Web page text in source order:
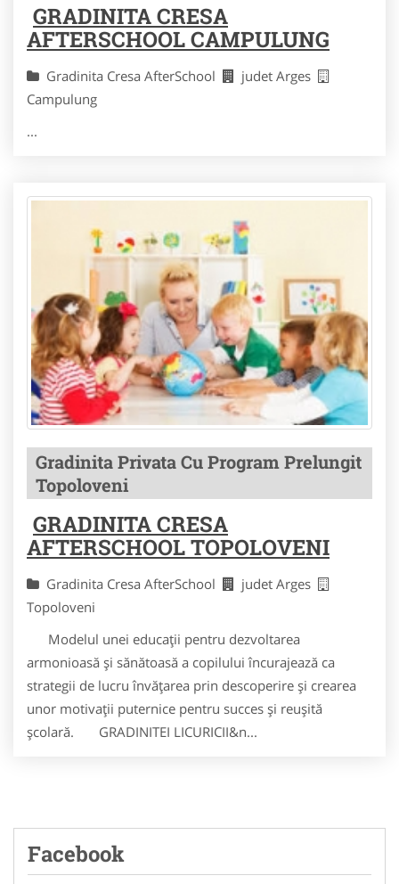
GRADINITA CRESA
AFTERSCHOOL CAMPULUNG
Gradinita Cresa AfterSchool
judet Arges
Campulung
...
Gradinita Privata Cu Program Prelungit
Topoloveni
GRADINITA CRESA
AFTERSCHOOL TOPOLOVENI
Gradinita Cresa AfterSchool
judet Arges
Topoloveni
Modelul unei educaţii pentru dezvoltarea
armonioasă şi sănătoasă a copilului încurajează ca
strategii de lucru învăţarea prin descoperire şi crearea
unor motivaţii puternice pentru succes şi reuşită
şcolară. GRADINITEI LICURICII&n...
Facebook